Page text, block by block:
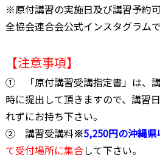
※原付講習の実施日及び講習予約
全協会連合会公式インスタグラム
【注意事項】
① 「原付講習受講指定書」は、
時に提出して頂きますので、講習
れずにお持ち下さい。
② 講習受講料※5,250円の沖縄
て受付場所に集合して下さい。